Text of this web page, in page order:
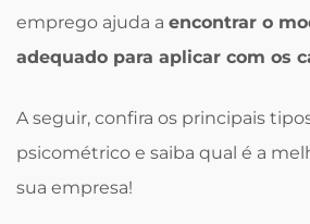
emprego ajuda a encontrar o
adequado para aplicar com os
A seguir, confira os principais
psicométrico e saiba qual é a
sua empresa!